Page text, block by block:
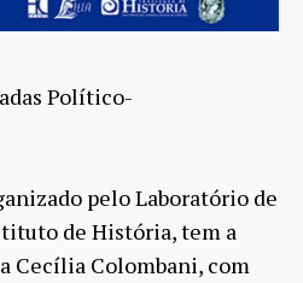
Político-
pelo Laboratório de
de História, tem a
Cecília Colombani, com